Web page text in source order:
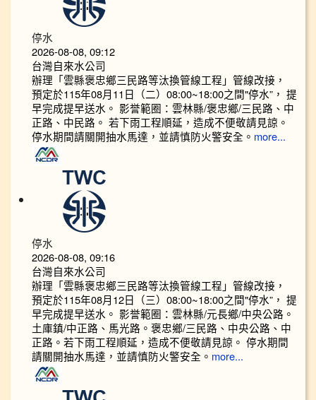
停水
2026-08-08, 09:12
台灣自來水公司
辦理「雲縣褒忠鄉三民路等汰換管線工程」管線改接，
預定於115年08月11日（二）08:00~18:00之間"停水”， 提
早完成提早送水。 影誉範圈：雲林縣/褒忠鄉/三民路、中
正路、中民路。 若下雨工程順延，造成不便敬請見諒。
停水期間請關開抽水馬達，並請慎防火警安全。 more...
停水
2026-08-08, 09:16
台灣自來水公司
辦理「雲縣褒忠鄉三民路等汰換管線工程」管線改接，
預定於115年08月12日（三）08:00~18:00之間"停水”， 提
早完成提早送水。 影誉範圈：雲林縣/元長鄉/中央公路。
土庫鎮/中正路、馬光路。褒忠鄉/三民路、中央公路、中
正路。若下雨工程順延，造成不便敬請見諒。 停水期間
請關開抽水馬達，並請慎防火警安全。 more...